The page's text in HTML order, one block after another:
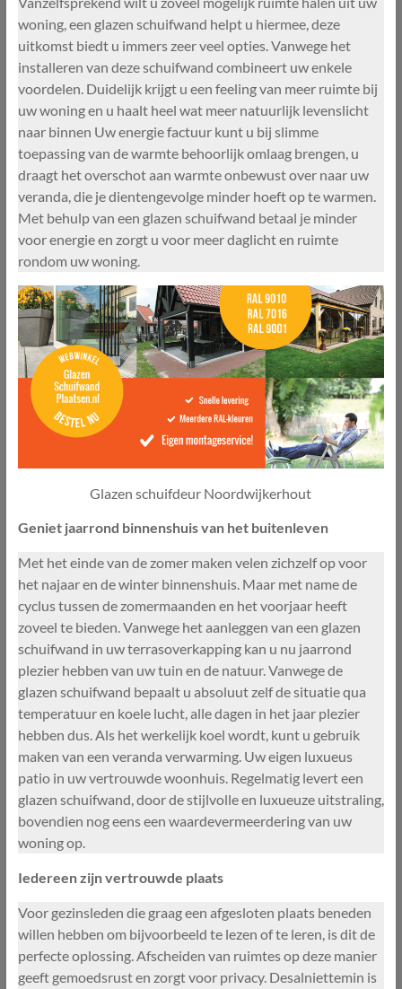
woning, een glazen schuifwand helpt u hiermee, deze
uitkomst biedt u immers zeer veel opties. Vanwege het
installeren van deze schuifwand combineert uw enkele
voordelen. Duidelijk krijgt u een feeling van meer ruimte bij
uw woning en u haalt heel wat meer natuurlijk levenslicht
naar binnen Uw energie factuur kunt u bij slimme
toepassing van de warmte behoorlijk omlaag brengen, u
draagt het overschot aan warmte onbewust over naar uw
veranda, die je dientengevolge minder hoeft op te warmen.
Met behulp van een glazen schuifwand betaal je minder
voor energie en zorgt u voor meer daglicht en ruimte
rondom uw woning.
Glazen schuifdeur Noordwijkerhout
Geniet jaarrond binnenshuis van het buitenleven
Met het einde van de zomer maken velen zichzelf op voor
het najaar en de winter binnenshuis. Maar met name de
cyclus tussen de zomermaanden en het voorjaar heeft
zoveel te bieden. Vanwege het aanleggen van een glazen
schuifwand in uw terrasoverkapping kan u nu jaarrond
plezier hebben van uw tuin en de natuur. Vanwege de
glazen schuifwand bepaalt u absoluut zelf de situatie qua
temperatuur en koele lucht, alle dagen in het jaar plezier
hebben dus. Als het werkelijk koel wordt, kunt u gebruik
maken van een veranda verwarming. Uw eigen luxueus
patio in uw vertrouwde woonhuis. Regelmatig levert een
glazen schuifwand, door de stijlvolle en luxueuze uitstraling,
bovendien nog eens een waardevermeerdering van uw
woning op.
Iedereen zijn vertrouwde plaats
Voor gezinsleden die graag een afgesloten plaats beneden
willen hebben om bijvoorbeeld te lezen of te leren, is dit de
perfecte oplossing. Afscheiden van ruimtes op deze manier
geeft gemoedsrust en zorgt voor privacy. Desalniettemin is